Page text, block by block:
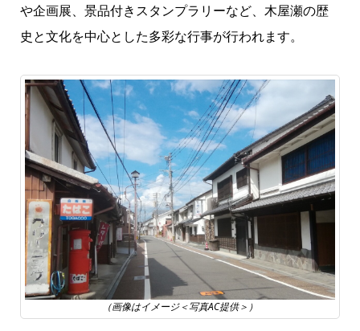
や企画展、景品付きスタンプラリーなど、木屋瀬の歴
史と文化を中心とした多彩な行事が行われます。
（画像はイメージ＜写真AC提供＞）